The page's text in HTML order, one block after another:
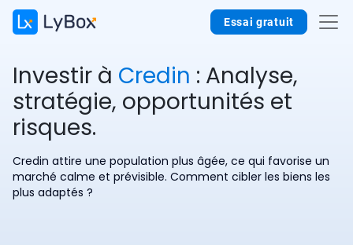
Essai gratuit
Investir à Credin : Analyse,
stratégie, opportunités et
risques.
Credin attire une population plus âgée, ce qui favorise un
marché calme et prévisible. Comment cibler les biens les
plus adaptés ?